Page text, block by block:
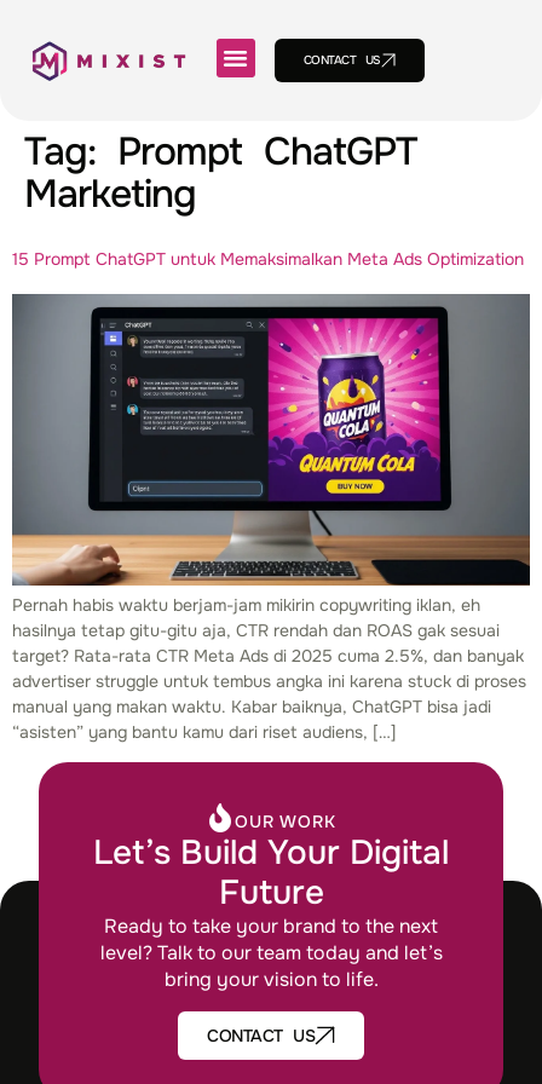
CONTACT US
Tag: Prompt ChatGPT
Marketing
15 Prompt ChatGPT untuk Memaksimalkan Meta Ads Optimization
Pernah habis waktu berjam-jam mikirin copywriting iklan, eh
hasilnya tetap gitu-gitu aja, CTR rendah dan ROAS gak sesuai
target? Rata-rata CTR Meta Ads di 2025 cuma 2.5%, dan banyak
advertiser struggle untuk tembus angka ini karena stuck di proses
manual yang makan waktu. Kabar baiknya, ChatGPT bisa jadi
“asisten” yang bantu kamu dari riset audiens, […]
OUR WORK
Let’s Build Your Digital
Future
Ready to take your brand to the next
level? Talk to our team today and let’s
bring your vision to life.
CONTACT US